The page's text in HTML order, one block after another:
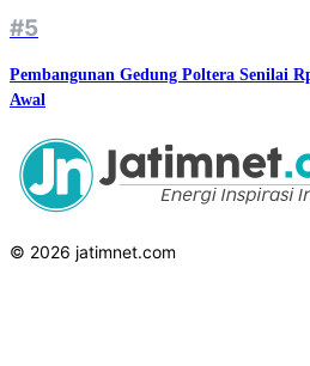
#5
Pembangunan Gedung Poltera Senilai
Awal
© 2026 jatimnet.com